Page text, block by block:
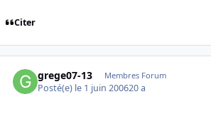
Citer
grege07-13 Membres Forum
Posté(e) le 1 juin 200620 a